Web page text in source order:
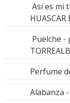
Así es mi
HUASCAR
Puelche -
Perfume
Alabanza -